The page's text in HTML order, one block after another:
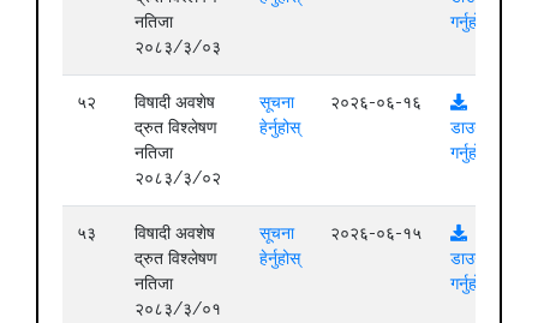
नतिजा
२०८३/३/०३
गर्नुहोस्
५२
विषादी अवशेष
द्रुत विश्लेषण
नतिजा
२०८३/३/०२
सूचना
हेर्नुहोस्
२०२६-०६-१६
डाउनलोड
गर्नुहोस्
५३
विषादी अवशेष
द्रुत विश्लेषण
नतिजा
२०८३/३/०१
सूचना
हेर्नुहोस्
२०२६-०६-१५
डाउनलोड
गर्नुहोस्